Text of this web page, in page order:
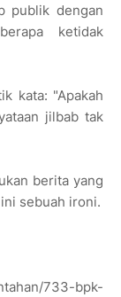
publik dengan
ketidak
kata: "Apakah
jilbab tak
berita yang
sebuah ironi.
733-bpk-